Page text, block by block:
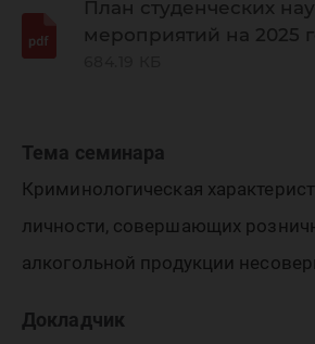
План студенческих
мероприятий на 2025
Тема семинара
Криминологическая
личности, совершающих
алкогольной продукции
Докладчик